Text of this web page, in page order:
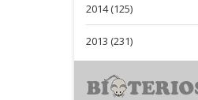
2014 (125)
2013 (231)